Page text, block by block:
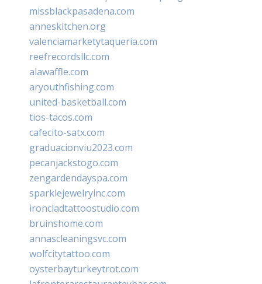
missblackpasadena.com
anneskitchen.org
valenciamarketytaqueria.com
reefrecordsllc.com
alawaffle.com
aryouthfishing.com
united-basketball.com
tios-tacos.com
cafecito-satx.com
graduacionviu2023.com
pecanjackstogo.com
zengardendayspa.com
sparklejewelryinc.com
ironcladtattoostudio.com
bruinshome.com
annascleaningsvc.com
wolfcitytattoo.com
oysterbayturkeytrot.com